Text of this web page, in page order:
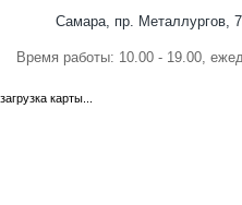
Самара, пр. Металлургов,
Время работы: 10.00 - 19.00,
загрузка карты...